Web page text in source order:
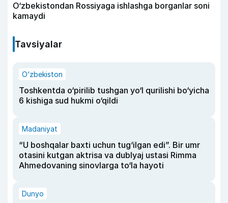
O‘zbekistondan Rossiyaga ishlashga borganlar soni
kamaydi
Tavsiyalar
O‘zbekiston
Toshkentda o‘pirilib tushgan yo‘l qurilishi bo‘yicha
6 kishiga sud hukmi o‘qildi
Madaniyat
“U boshqalar baxti uchun tug‘ilgan edi”. Bir umr
otasini kutgan aktrisa va dublyaj ustasi Rimma
Ahmedovaning sinovlarga to‘la hayoti
Dunyo